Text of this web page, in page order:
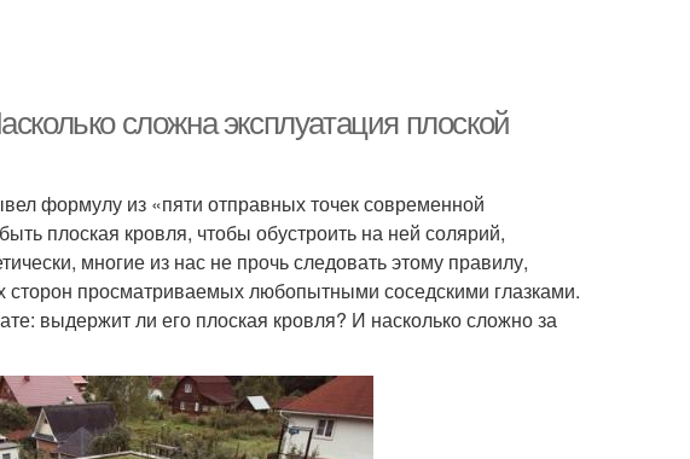
сложна эксплуатация плоской
формулу из «пяти отправных точек современной
плоская кровля, чтобы обустроить на ней солярий,
многие из нас не прочь следовать этому правилу,
сторон просматриваемых любопытными соседскими глазками.
выдержит ли его плоская кровля? И насколько сложно за